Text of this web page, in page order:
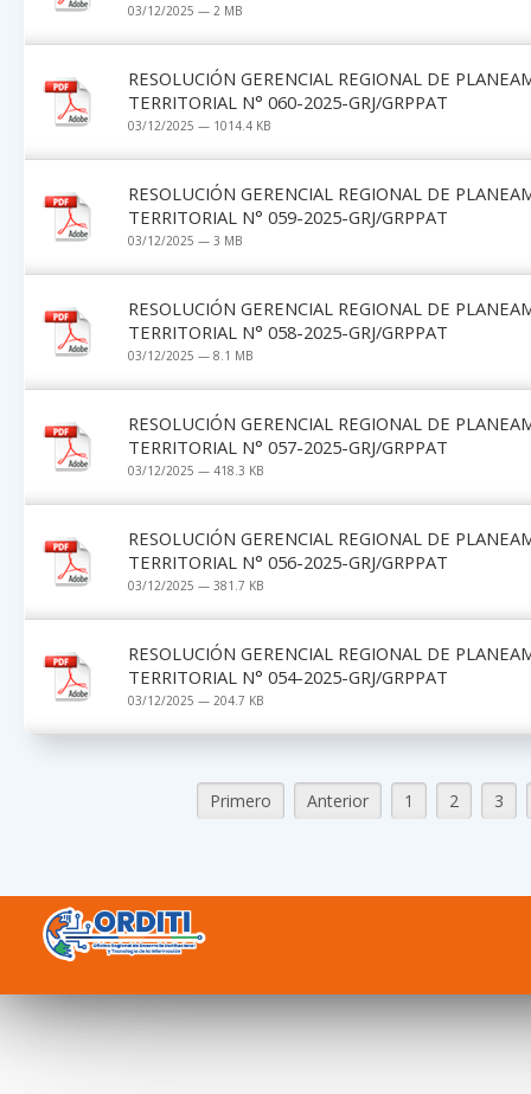
03/12/2025 — 2 MB
RESOLUCIÓN GERENCIAL REGIONAL DE
TERRITORIAL N° 060-2025-GRJ/GRPPAT
03/12/2025 — 1014.4 KB
RESOLUCIÓN GERENCIAL REGIONAL DE
TERRITORIAL N° 059-2025-GRJ/GRPPAT
03/12/2025 — 3 MB
RESOLUCIÓN GERENCIAL REGIONAL DE
TERRITORIAL N° 058-2025-GRJ/GRPPAT
03/12/2025 — 8.1 MB
RESOLUCIÓN GERENCIAL REGIONAL DE
TERRITORIAL N° 057-2025-GRJ/GRPPAT
03/12/2025 — 418.3 KB
RESOLUCIÓN GERENCIAL REGIONAL DE
TERRITORIAL N° 056-2025-GRJ/GRPPAT
03/12/2025 — 381.7 KB
RESOLUCIÓN GERENCIAL REGIONAL DE
TERRITORIAL N° 054-2025-GRJ/GRPPAT
03/12/2025 — 204.7 KB
Primero Anterior 1 2 3